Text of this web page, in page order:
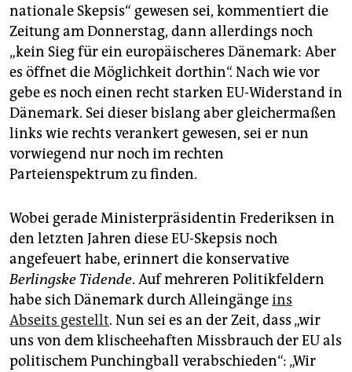
nationale Skepsis“ gewesen sei, kommentiert die
Zeitung am Donnerstag, dann allerdings noch
„kein Sieg für ein europäischeres Dänemark: Aber
es öffnet die Möglichkeit dorthin“. Nach wie vor
gebe es noch einen recht starken EU-Widerstand in
Dänemark. Sei dieser bislang aber gleichermaßen
links wie rechts verankert gewesen, sei er nun
vorwiegend nur noch im rechten
Parteienspektrum zu finden.
Wobei gerade Ministerpräsidentin Frederiksen in
den letzten Jahren diese EU-Skepsis noch
angefeuert habe, erinnert die konservative
Berlingske Tidende. Auf mehreren Politikfeldern
habe sich Dänemark durch Alleingängeins
Abseits gestellt. Nun sei es an der Zeit, dass „wir
uns von dem klischeehaften Missbrauch der EU als
politischem Punchingball verabschieden“: „Wir